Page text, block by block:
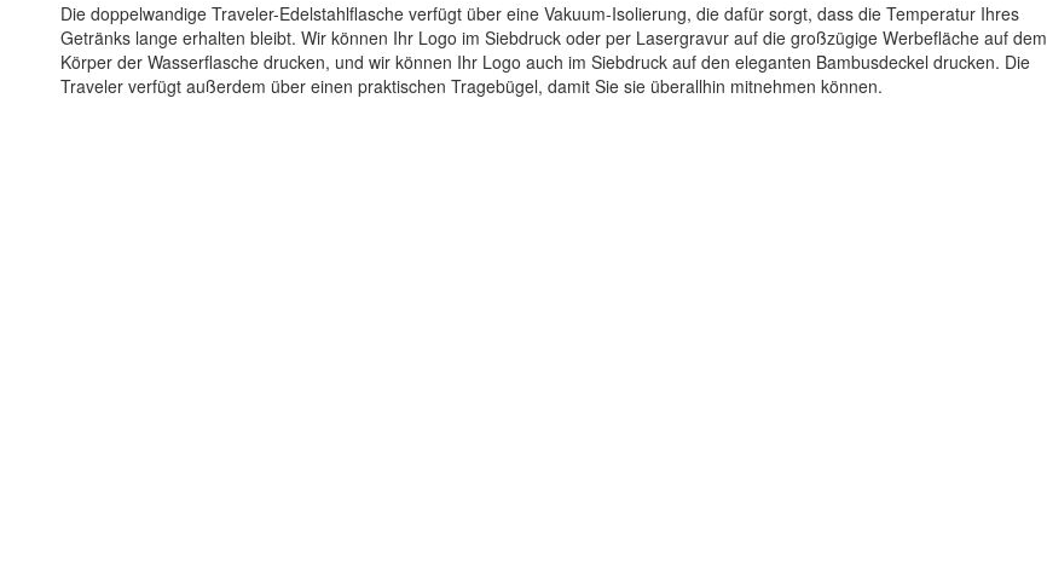
Die doppelwandige Traveler-Edelstahlflasche verfügt über eine Vakuum-Isolierung, die dafür sorgt, dass die Temperatur Ihres
Getränks lange erhalten bleibt. Wir können Ihr Logo im Siebdruck oder per Lasergravur auf die großzügige Werbefläche auf dem
Körper der Wasserflasche drucken, und wir können Ihr Logo auch im Siebdruck auf den eleganten Bambusdeckel drucken. Die
Traveler verfügt außerdem über einen praktischen Tragebügel, damit Sie sie überallhin mitnehmen können.